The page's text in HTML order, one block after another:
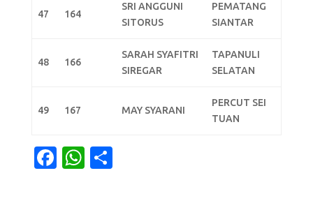
47 164
SRI ANGGUNI
SITORUS
PEMATANG
SIANTAR
48 166
SARAH SYAFITRI
SIREGAR
TAPANULI
SELATAN
49 167 MAY SYARANI
PERCUT SEI
TUAN
F
W